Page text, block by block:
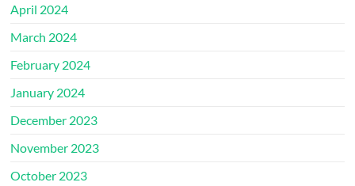
April 2024
March 2024
February 2024
January 2024
December 2023
November 2023
October 2023